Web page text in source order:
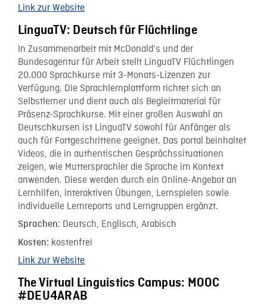
Link zur Website
LinguaTV: Deutsch für Flüchtlinge
In Zusammenarbeit mit McDonald’s und der
Bundesagentur für Arbeit stellt LinguaTV Flüchtlingen
20.000 Sprachkurse mit 3-Monats-Lizenzen zur
Verfügung. Die Sprachlernplattform richtet sich an
Selbstlerner und dient auch als Begleitmaterial für
Präsenz-Sprachkurse. Mit einer großen Auswahl an
Deutschkursen ist LinguaTV sowohl für Anfänger als
auch für Fortgeschrittene geeignet. Das portal beinhaltet
Videos, die in authentischen Gesprächssituationen
zeigen, wie Muttersprachler die Sprache im Kontext
anwenden. Diese werden durch ein Online-Angebot an
Lernhilfen, interaktiven Übungen, Lernspielen sowie
individuelle Lernreports und Lerngruppen ergänzt.
Sprachen: Deutsch, Englisch, Arabisch
Kosten: kostenfrei
Link zur Website
The Virtual Linguistics Campus: MOOC
#DEU4ARAB